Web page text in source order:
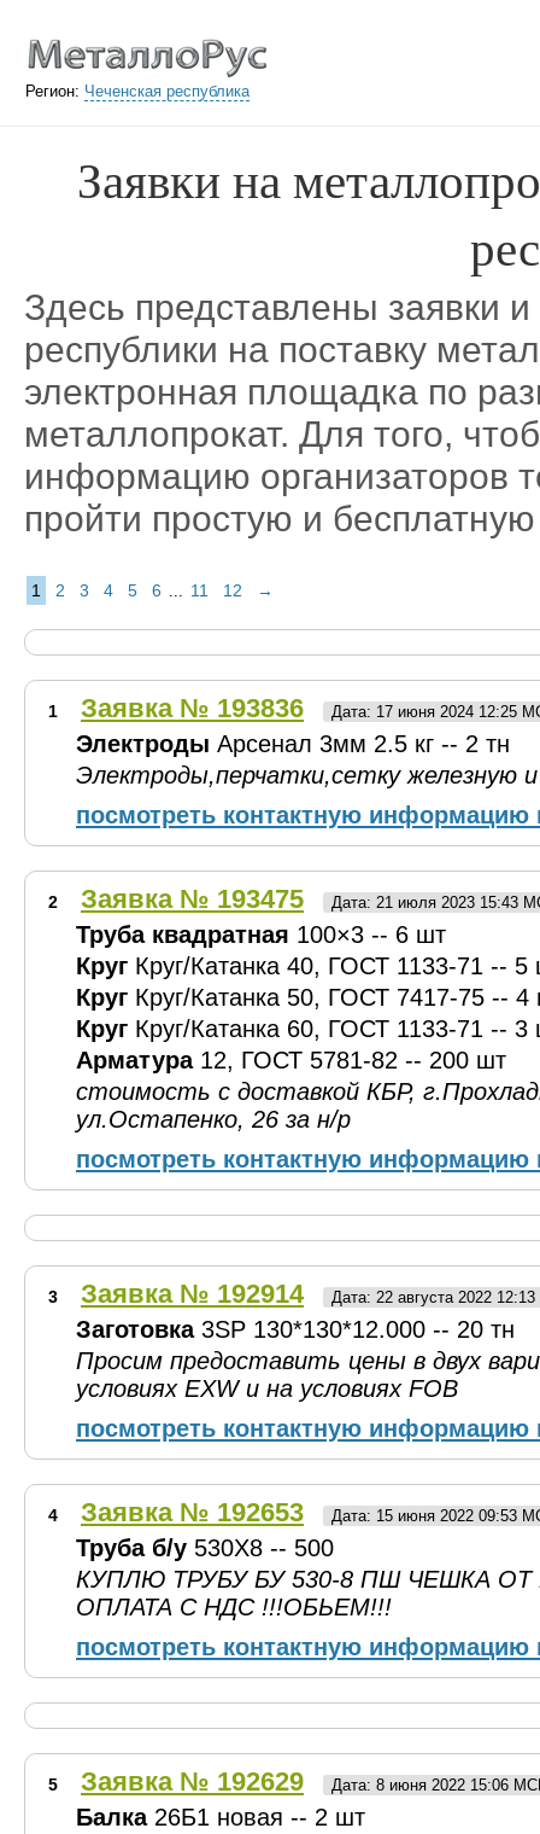
Регион: Чеченская республика
Заявки на
Здесь представлены заявки
республики на поставку
электронная площадка по
металлопрокат. Для того,
информацию организаторов
пройти простую и
1 2 3 4 5 6 11 12 →
1 Заявка № 193836 Дата: 17 июня 2024 12:25
Электроды Арсенал 3мм 2.5 кг -- 2 тн
Электроды,перчатки,сетку железную и
посмотреть контактную информацию
2 Заявка № 193475 Дата: 21 июля 2023 15:43
Труба квадратная 100×3 -- 6 шт
Круг Круг/Катанка 40, ГОСТ 1133-71 -- 5
Круг Круг/Катанка 50, ГОСТ 7417-75 -- 4
Круг Круг/Катанка 60, ГОСТ 1133-71 -- 3
Арматура12, ГОСТ 5781-82 -- 200 шт
стоимость с доставкой КБР,
ул.Остапенко, 26 за н/р
посмотреть контактную информацию
3 Заявка № 192914 Дата: 22 августа 2022
Заготовка3SP 130*130*12.000 -- 20 тн
Просим предоставить цены в двух
условиях EXW и на условиях FOB
посмотреть контактную информацию
4 Заявка № 192653 Дата: 15 июня 2022 09:53
Труба б/у 530Х8 -- 500
КУПЛЮ ТРУБУ БУ 530-8 ПШ ЧЕШКА ОТ
ОПЛАТА С НДС !!!ОБЬЕМ!!!
посмотреть контактную информацию
5 Заявка № 192629 Дата: 8 июня 2022 15:06
Балка26Б1 новая -- 2 шт